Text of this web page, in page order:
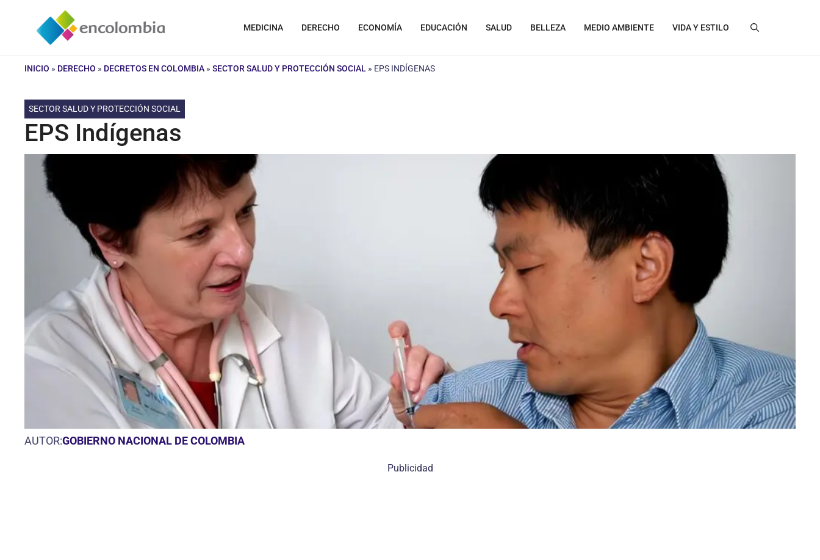
contenido
MEDICINA DERECHO ECONOMÍA EDUCACIÓN SALUD BELLEZA MEDIO AMBIENTE VIDA Y ESTILO
INICIO » DERECHO » DECRETOS EN COLOMBIA » SECTOR SALUD Y PROTECCIÓN SOCIAL » EPS INDÍGENAS
SECTOR SALUD Y PROTECCIÓN SOCIAL
EPS Indígenas
AUTOR:GOBIERNO NACIONAL DE COLOMBIA
Publicidad